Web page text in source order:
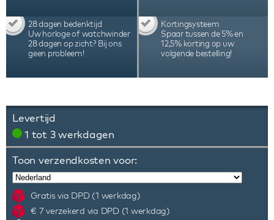
28 dagen bedenktijd
Uw horloge of watchwinder
28 dagen op zicht? Bij ons
geen probleem!
Kortingsysteem
Spaar tussen de 5% en
12,5% korting op uw
volgende bestelling!
Levertijd
1 tot 3 werkdagen
Toon verzendkosten voor:
Gratis via DPD (1 werkdag)
€ 7 verzekerd via DPD (1 werkdag)